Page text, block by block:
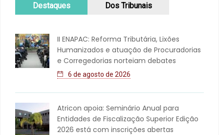
Destaques Dos Tribunais
II ENAPAC: Reforma Tributária, Lixões
Humanizados e atuação de Procuradorias
e Corregedorias norteiam debates
6 de agosto de 2026
Atricon apoia: Seminário Anual para
Entidades de Fiscalização Superior Edição
2026 está com inscrições abertas